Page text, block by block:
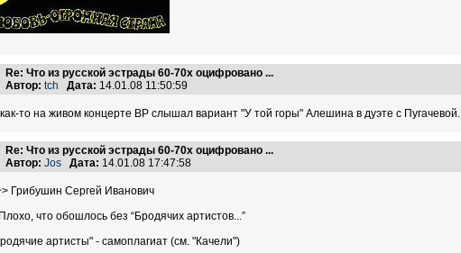
Re: Что из русской эстрады 60-70х оцифровано ...
Автор: tch Дата: 14.01.08 11:50:59
то на живом концерте ВР слышал вариант "У той горы" Алешина в дуэте с
Re: Что из русской эстрады 60-70х оцифровано ...
Автор: Jos Дата: 14.01.08 17:47:58
Грибушин Сергей Иванович
что обошлось без “Бродячих артистов...”
артисты" - самоплагиат (см. "Качели")